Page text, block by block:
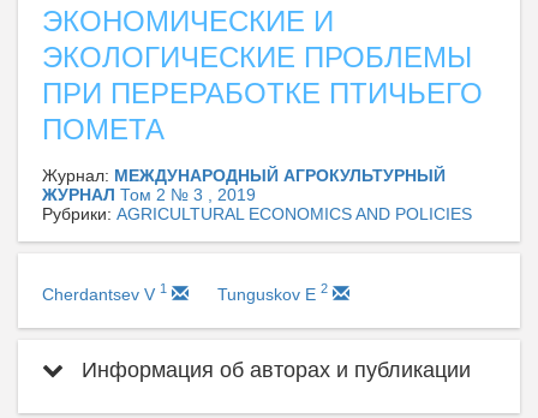
ЭКОНОМИЧЕСКИЕ И
ЭКОЛОГИЧЕСКИЕ ПРОБЛЕМЫ
ПРИ ПЕРЕРАБОТКЕ ПТИЧЬЕГО
ПОМЕТА
Журнал: МЕЖДУНАРОДНЫЙ АГРОКУЛЬТУРНЫЙ
ЖУРНАЛ Том 2 № 3 , 2019
Рубрики: AGRICULTURAL ECONOMICS AND POLICIES
Cherdantsev V 1 Tunguskov E 2
Информация об авторах и публикации